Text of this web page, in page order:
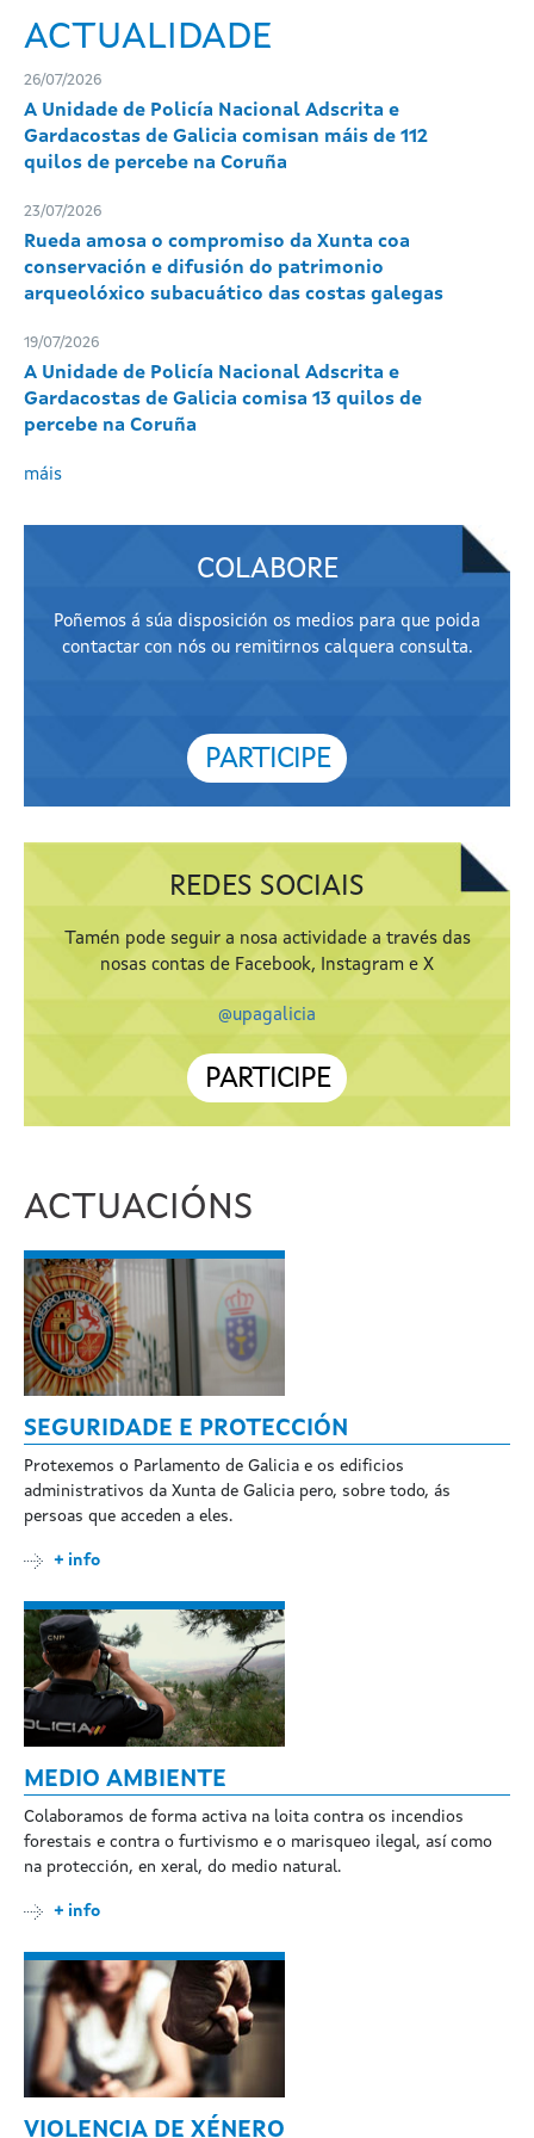
ACTUALIDADE
26/07/2026
A Unidade de Policía Nacional Adscrita e
Gardacostas de Galicia comisan máis de 112
quilos de percebe na Coruña
23/07/2026
Rueda amosa o compromiso da Xunta coa
conservación e difusión do patrimonio
arqueolóxico subacuático das costas galegas
19/07/2026
A Unidade de Policía Nacional Adscrita e
Gardacostas de Galicia comisa 13 quilos de
percebe na Coruña
máis
COLABORE
Poñemos á súa disposición os medios para que poida
contactar con nós ou remitirnos calquera consulta.
PARTICIPE
REDES SOCIAIS
Tamén pode seguir a nosa actividade a través das
nosas contas de Facebook, Instagram e X
@upagalicia
PARTICIPE
ACTUACIÓNS
SEGURIDADE E PROTECCIÓN
Protexemos o Parlamento de Galicia e os edificios
administrativos da Xunta de Galicia pero, sobre todo, ás
persoas que acceden a eles.
+ info
MEDIO AMBIENTE
Colaboramos de forma activa na loita contra os incendios
forestais e contra o furtivismo e o marisqueo ilegal, así como
na protección, en xeral, do medio natural.
+ info
VIOLENCIA DE XÉNERO